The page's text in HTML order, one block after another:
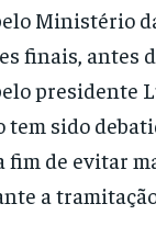
Ministério
finais, antes
presidente
tem sido
fim de evitar
a